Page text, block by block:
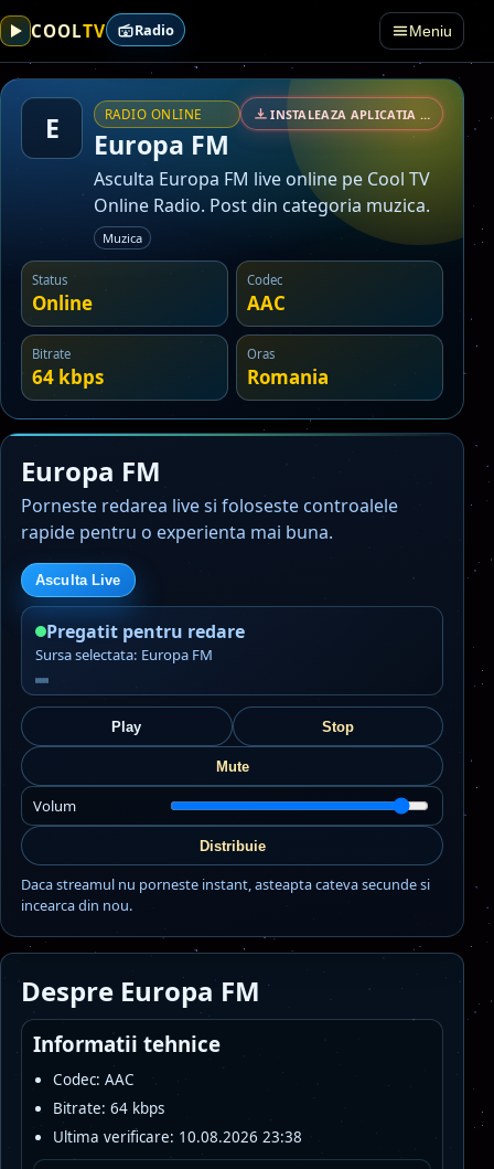
COOLTV Radio Meniu
E RADIO ONLINE INSTALEAZA APLICATIA • SECURIZAT
Europa FM
Asculta Europa FM live online pe Cool TV
Online Radio. Post din categoria muzica.
Muzica
Status
Online
Codec
AAC
Bitrate
64 kbps
Oras
Romania
Europa FM
Porneste redarea live si foloseste controalele
rapide pentru o experienta mai buna.
Asculta Live
Pregatit pentru redare
Sursa selectata: Europa FM
Play Stop
Mute
Volum
Distribuie
Daca streamul nu porneste instant, asteapta cateva secunde si
incearca din nou.
Despre Europa FM
Informatii tehnice
Codec: AAC
Bitrate: 64 kbps
Ultima verificare: 10.08.2026 23:38